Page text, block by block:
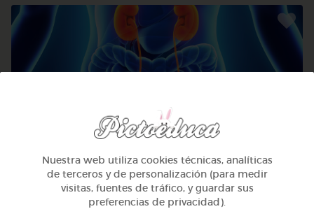
3º ESO
Nuestra web utiliza cookies técnicas, analíticas
de terceros y de personalización (para medir
visitas, fuentes de tráfico, y guardar sus
preferencias de privacidad).